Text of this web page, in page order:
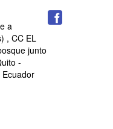
a
, CC EL
junto
-